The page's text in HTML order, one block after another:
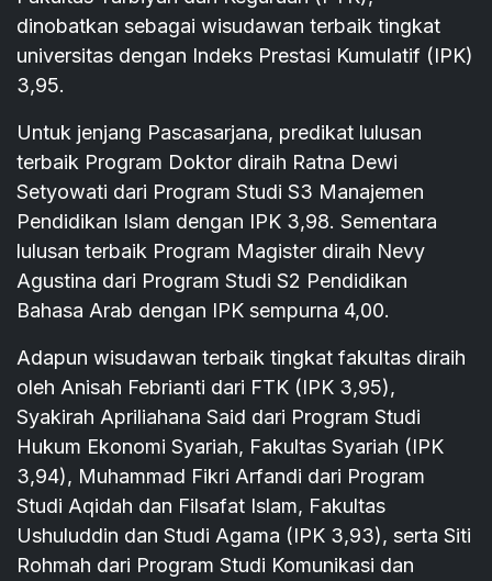
dinobatkan sebagai wisudawan terbaik tingkat
universitas dengan Indeks Prestasi Kumulatif (IPK)
3,95.
Untuk jenjang Pascasarjana, predikat lulusan
terbaik Program Doktor diraih Ratna Dewi
Setyowati dari Program Studi S3 Manajemen
Pendidikan Islam dengan IPK 3,98. Sementara
lulusan terbaik Program Magister diraih Nevy
Agustina dari Program Studi S2 Pendidikan
Bahasa Arab dengan IPK sempurna 4,00.
Adapun wisudawan terbaik tingkat fakultas diraih
oleh Anisah Febrianti dari FTK (IPK 3,95),
Syakirah Apriliahana Said dari Program Studi
Hukum Ekonomi Syariah, Fakultas Syariah (IPK
3,94), Muhammad Fikri Arfandi dari Program
Studi Aqidah dan Filsafat Islam, Fakultas
Ushuluddin dan Studi Agama (IPK 3,93), serta Siti
Rohmah dari Program Studi Komunikasi dan